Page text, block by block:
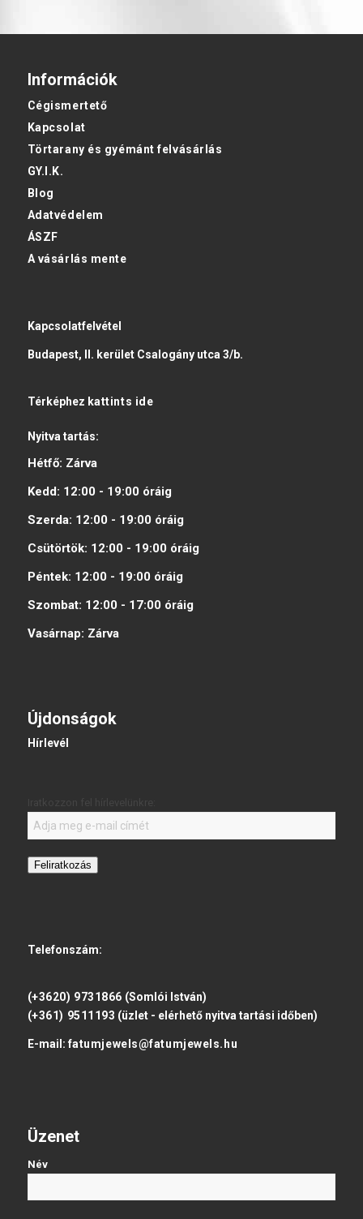
Információk
Cégismertető
Kapcsolat
Törtarany és gyémánt felvásárlás
GY.I.K.
Blog
Adatvédelem
ÁSZF
A vásárlás mente
Kapcsolatfelvétel
Budapest, II. kerület Csalogány utca 3/b.
Térképhez kattints ide
Nyitva tartás:
Hétfő: Zárva
Kedd: 12:00 - 19:00 óráig
Szerda: 12:00 - 19:00 óráig
Csütörtök: 12:00 - 19:00 óráig
Péntek: 12:00 - 19:00 óráig
Szombat: 12:00 - 17:00 óráig
Vasárnap: Zárva
Újdonságok
Hírlevél
Feliratkozás
Telefonszám:
(+3620) 9731866 (Somlói István)
(+361) 9511193 (üzlet - elérhető nyitva tartási időben)
E-mail: fatumjewels@fatumjewels.hu
Üzenet
Név